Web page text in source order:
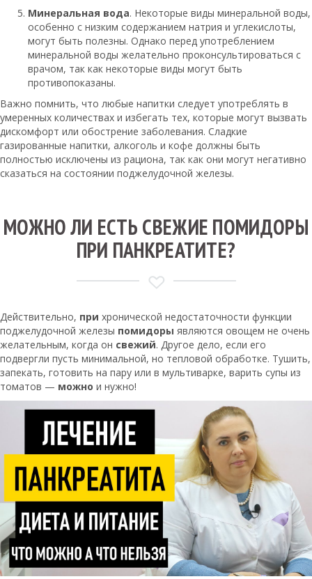
Минеральная вода. Некоторые виды минеральной воды,
особенно с низким содержанием натрия и углекислоты,
могут быть полезны. Однако перед употреблением
минеральной воды желательно проконсультироваться с
врачом, так как некоторые виды могут быть
противопоказаны.
Важно помнить, что любые напитки следует употреблять в
умеренных количествах и избегать тех, которые могут вызвать
дискомфорт или обострение заболевания. Сладкие
газированные напитки, алкоголь и кофе должны быть
полностью исключены из рациона, так как они могут негативно
сказаться на состоянии поджелудочной железы.
МОЖНО ЛИ ЕСТЬ СВЕЖИЕ ПОМИДОРЫ
ПРИ ПАНКРЕАТИТЕ?
Действительно, при хронической недостаточности функции
поджелудочной железы помидоры являются овощем не очень
желательным, когда он свежий. Другое дело, если его
подвергли пусть минимальной, но тепловой обработке. Тушить,
запекать, готовить на пару или в мультиварке, варить супы из
томатов — можно и нужно!